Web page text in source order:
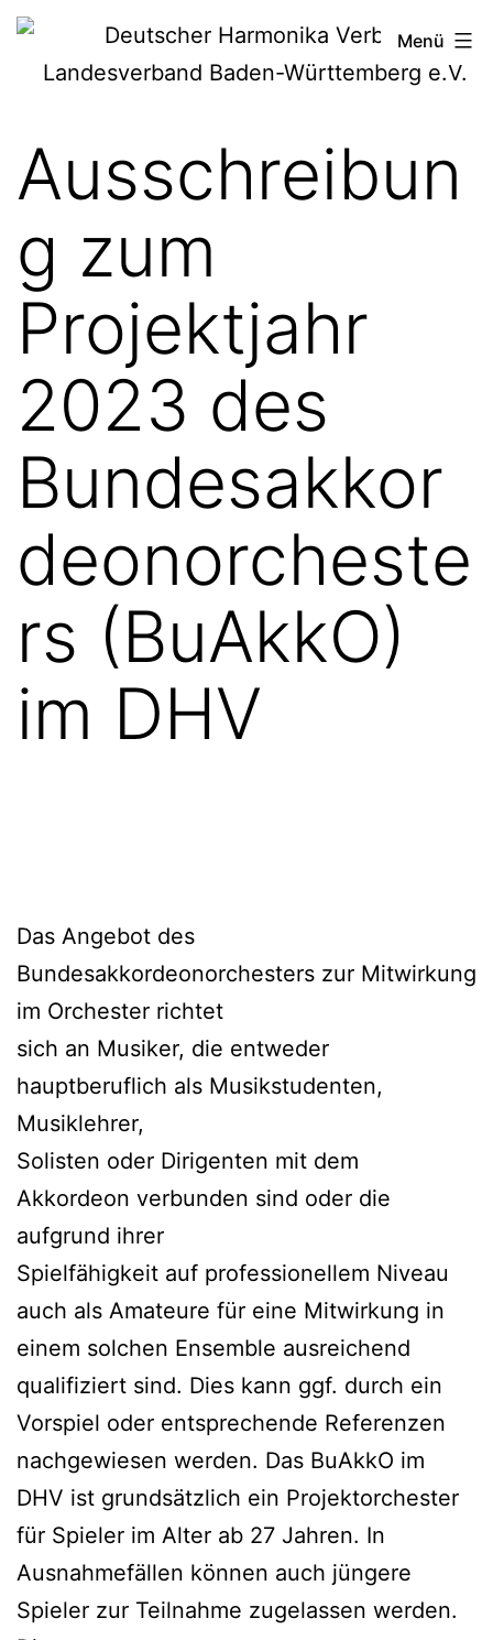
Zum
Deutscher
Harmonika-
Menü
Ausschreibun
g zum
Projektjahr
2023 des
Bundesakkor
deonorcheste
rs (BuAkkO)
im DHV
Das Angebot des
Bundesakkordeonorchesters zur Mitwirkung
im Orchester richtet
sich an Musiker, die entweder
hauptberuflich als Musikstudenten,
Musiklehrer,
Solisten oder Dirigenten mit dem
Akkordeon verbunden sind oder die
aufgrund ihrer
Spielfähigkeit auf professionellem Niveau
auch als Amateure für eine Mitwirkung in
einem solchen Ensemble ausreichend
qualifiziert sind. Dies kann ggf. durch ein
Vorspiel oder entsprechende Referenzen
nachgewiesen werden. Das BuAkkO im
DHV ist grundsätzlich ein Projektorchester
für Spieler im Alter ab 27 Jahren. In
Ausnahmefällen können auch jüngere
Spieler zur Teilnahme zugelassen werden.